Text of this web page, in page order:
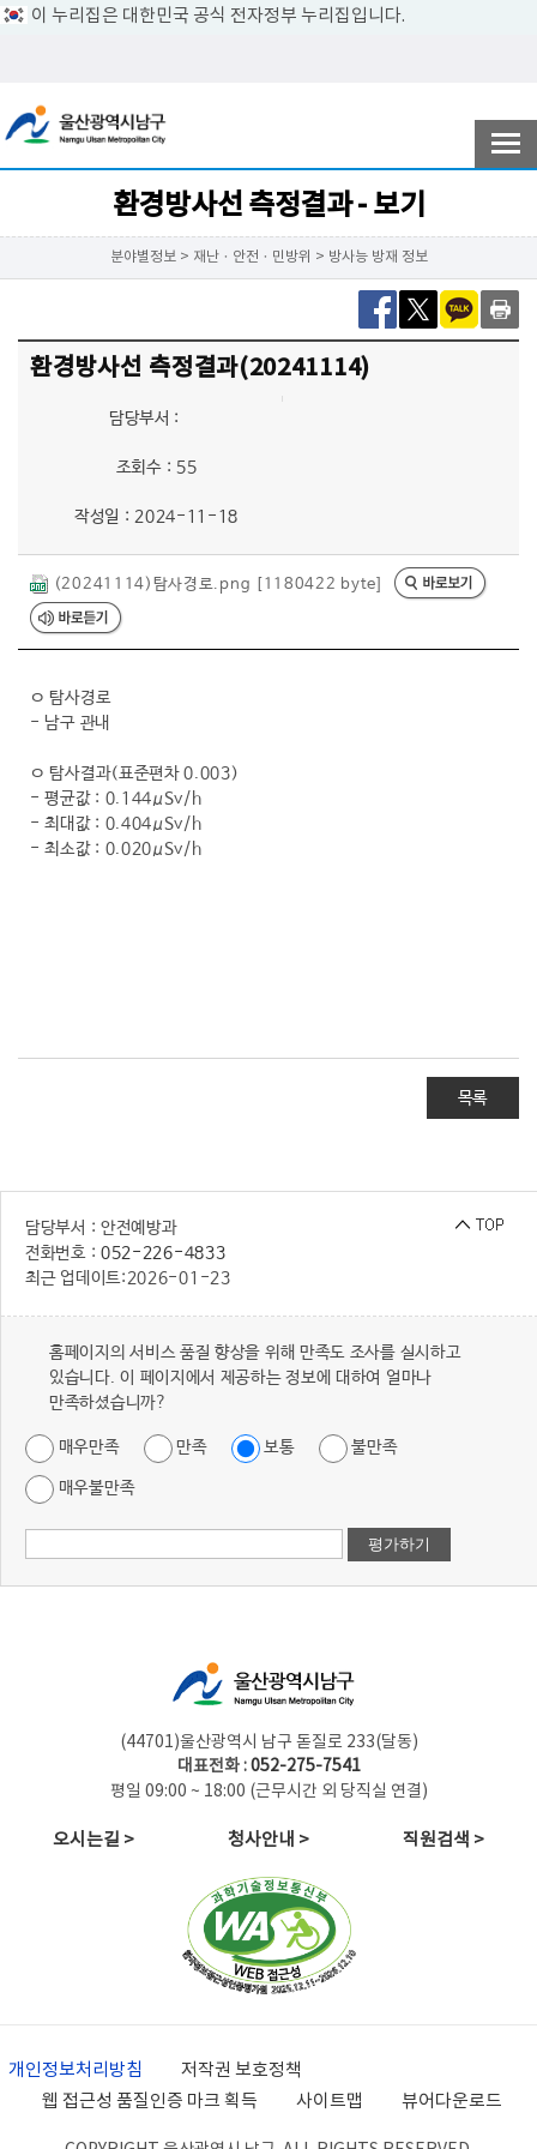
이 누리집은 대한민국 공식 전자정부 누리집입니다.
참여ㆍ소통
남구소개
분야별정보
분야별정보 > 재난ㆍ안전ㆍ민방위 > 방사능 방재 정보
환경방사선 측정결과 - 보기
환경방사선 측정결과(20241114)
담당부서 :
조회수 : 55
작성일 : 2024-11-18
(20241114)탐사경로.png [1180422 byte]
ㅇ 탐사경로
- 남구 관내
ㅇ 탐사결과(표준편차 0.003)
- 평균값 : 0.144μSv/h
- 최대값 : 0.404μSv/h
- 최소값 : 0.020μSv/h
목록
담당부서 : 안전예방과
전화번호 : 052-226-4833
최근 업데이트:2026-01-23
홈페이지의 서비스 품질 향상을 위해 만족도 조사를 실시하고
있습니다. 이 페이지에서 제공하는 정보에 대하여 얼마나
만족하셨습니까?
매우만족 만족 보통 불만족
매우불만족
(44701)울산광역시 남구 돋질로 233(달동)
대표전화 :052-275-7541
평일 09:00 ~ 18:00 (근무시간 외 당직실 연결)
오시는길 > 청사안내 > 직원검색 >
개인정보처리방침
저작권 보호정책
웹 접근성 품질인증 마크 획득
사이트맵 뷰어다운로드